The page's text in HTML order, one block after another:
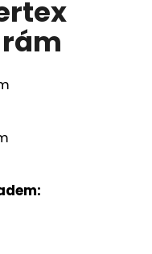
: